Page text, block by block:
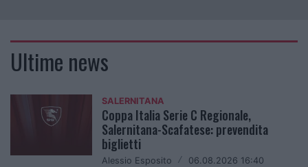
Ultime news
SALERNITANA
Coppa Italia Serie C Regionale,
Salernitana-Scafatese: prevendita
biglietti
Alessio Esposito / 06.08.2026 16:40